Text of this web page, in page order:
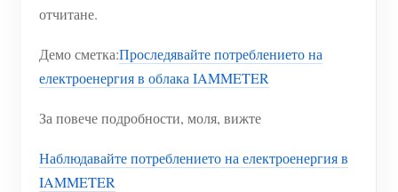
отчитане.
Демо сметка:Проследявайте потреблението на
електроенергия в облака IAMMETER
За повече подробности, моля, вижте
Наблюдавайте потреблението на електроенергия в
IAMMETER